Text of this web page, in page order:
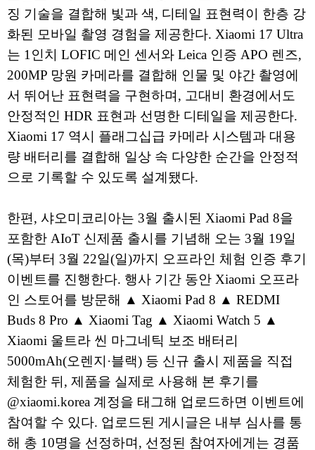
징 기술을 결합해 빛과 색, 디테일 표현력이 한층 강
화된 모바일 촬영 경험을 제공한다. Xiaomi 17 Ultra
는 1인치 LOFIC 메인 센서와 Leica 인증 APO 렌즈,
200MP 망원 카메라를 결합해 인물 및 야간 촬영에
서 뛰어난 표현력을 구현하며, 고대비 환경에서도
안정적인 HDR 표현과 선명한 디테일을 제공한다.
Xiaomi 17 역시 플래그십급 카메라 시스템과 대용
량 배터리를 결합해 일상 속 다양한 순간을 안정적
으로 기록할 수 있도록 설계됐다.
한편, 샤오미코리아는 3월 출시된 Xiaomi Pad 8을
포함한 AIoT 신제품 출시를 기념해 오는 3월 19일
(목)부터 3월 22일(일)까지 오프라인 체험 인증 후기
이벤트를 진행한다. 행사 기간 동안 Xiaomi 오프라
인 스토어를 방문해 ▲ Xiaomi Pad 8 ▲ REDMI
Buds 8 Pro ▲ Xiaomi Tag ▲ Xiaomi Watch 5 ▲
Xiaomi 울트라 씬 마그네틱 보조 배터리
5000mAh(오렌지·블랙) 등 신규 출시 제품을 직접
체험한 뒤, 제품을 실제로 사용해 본 후기를
@xiaomi.korea 계정을 태그해 업로드하면 이벤트에
참여할 수 있다. 업로드된 게시글은 내부 심사를 통
해 총 10명을 선정하며, 선정된 참여자에게는 경품